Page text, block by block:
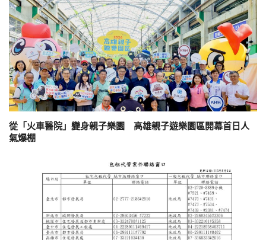
從「火車醫院」變身親子樂園 高雄親子遊樂園區開幕首日人
氣爆棚